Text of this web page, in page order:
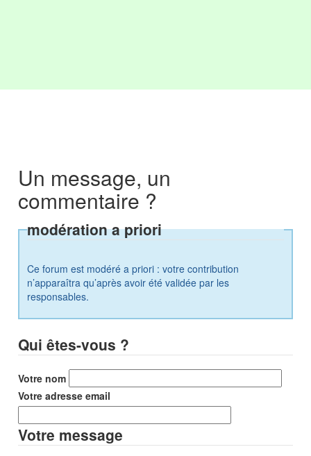
Un message, un
commentaire ?
modération a priori
Ce forum est modéré a priori : votre contribution
n’apparaîtra qu’après avoir été validée par les
responsables.
Qui êtes-vous ?
Votre nom
Votre adresse email
Votre message